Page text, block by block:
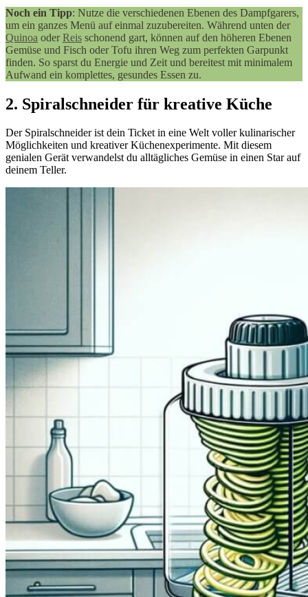
Noch ein Tipp: Nutze die verschiedenen Ebenen des Dampfgarers,
um ein ganzes Menü auf einmal zuzubereiten. Während unten der
Quinoa oderReis schonend gart, können auf den höheren Ebenen
Gemüse und Fisch oder Tofu ihren Weg zum perfekten Garpunkt
finden. So sparst du Energie und Zeit und bereitest mit minimalem
Aufwand ein komplettes, gesundes Essen zu.
2. Spiralschneider für kreative Küche
Der Spiralschneider ist dein Ticket in eine Welt voller kulinarischer
Möglichkeiten und kreativer Küchenexperimente. Mit diesem
genialen Gerät verwandelst du alltägliches Gemüse in einen Star auf
deinem Teller.